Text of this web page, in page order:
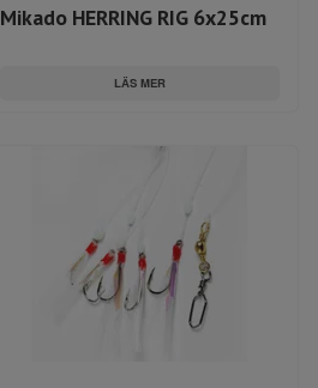
Mikado HERRING RIG 6x25cm
LÄS MER